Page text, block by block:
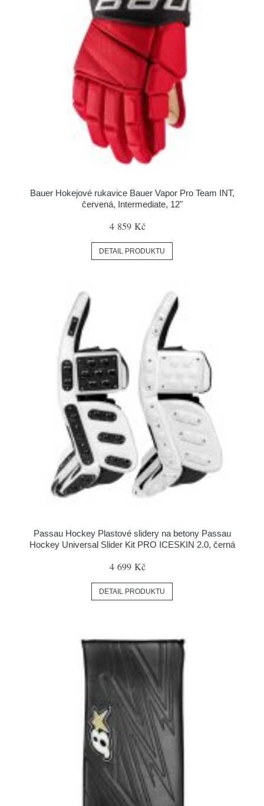
Bauer Hokejové rukavice Bauer Vapor Pro Team INT,
červená, Intermediate, 12"
4 859 Kč
DETAIL PRODUKTU
Passau Hockey Plastové slidery na betony Passau
Hockey Universal Slider Kit PRO ICESKIN 2.0, černá
4 699 Kč
DETAIL PRODUKTU